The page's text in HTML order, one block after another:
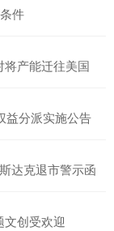
件
产能迁往美国
益分派实施公告
达克退市警示函
创受欢迎